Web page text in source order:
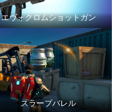
エヴォクロムショットガン
スラープバレル